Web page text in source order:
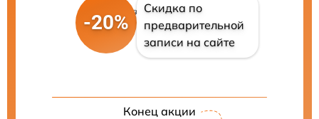
-20%
Скидка по
предварительной
записи на сайте
Конец акции